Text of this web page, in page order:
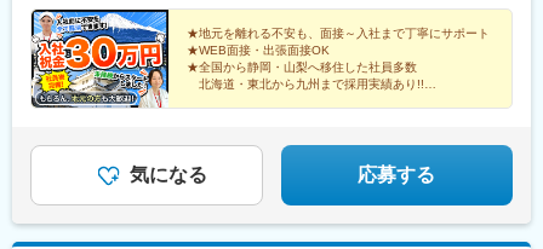
域のニーズに合わせて、下関市内に安岡地区・山の田地区・彦島
地区に、病院や診療所をコアにした医療・福祉サービスを10施設
31事業所で運営しております。各施設・事業所がお互いに連携を
密にしながらサービス提供を行っております。
古屋採用センター：愛知県名古屋市中村区名駅4-24-5広島採用セ
ンター：広島県広島市南区的場町1-1-21山口支店：山口県山口市
小郡高砂町1-8熊本採用センター：熊本県熊本市中央区安政町3-16
★地元を離れる不安も、面接～入社まで丁寧にサポート
★WEB面接・出張面接OK
★全国から静岡・山梨へ移住した社員多数
北海道・東北から九州まで採用実績あり!!
気になる 応募する